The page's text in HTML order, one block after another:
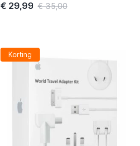
€ 29,99 € 35,00
Korting